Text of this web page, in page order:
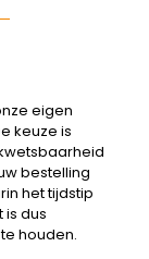
eigen
keuze is
bestelling
het tijdstip
is dus
houden.